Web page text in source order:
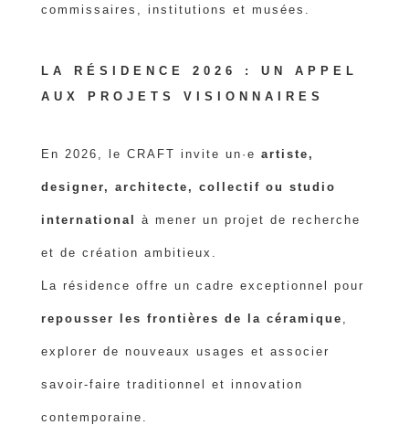
commissaires, institutions et musées.
LA RÉSIDENCE 2026 : UN APPEL
AUX PROJETS VISIONNAIRES
En 2026, le CRAFT invite un·e artiste,
designer, architecte, collectif ou studio
international à mener un projet de recherche
et de création ambitieux.
La résidence offre un cadre exceptionnel pour
repousser les frontières de la céramique
explorer de nouveaux usages et associer
savoir-faire traditionnel et innovation
contemporaine.